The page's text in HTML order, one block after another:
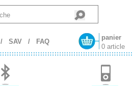
/ SAV / FAQ
panier
0 article